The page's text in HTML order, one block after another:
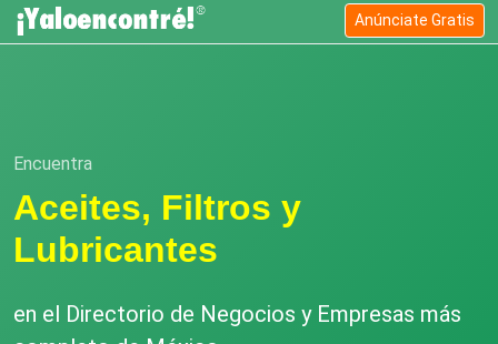
Anúnciate Gratis
Encuentra
Aceites, Filtros y
Lubricantes
en el Directorio de Negocios y Empresas más